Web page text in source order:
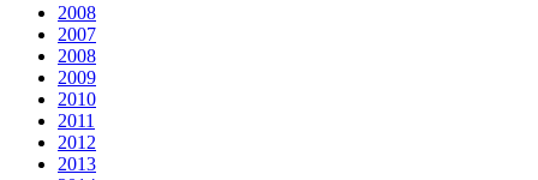
2008
2007
2008
2009
2010
2011
2012
2013